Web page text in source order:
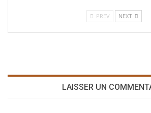
PREV NEXT
LAISSER UN